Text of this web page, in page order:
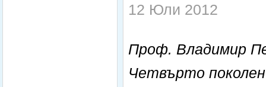
12 Юли 2012
Проф. Владимир
Четвърто